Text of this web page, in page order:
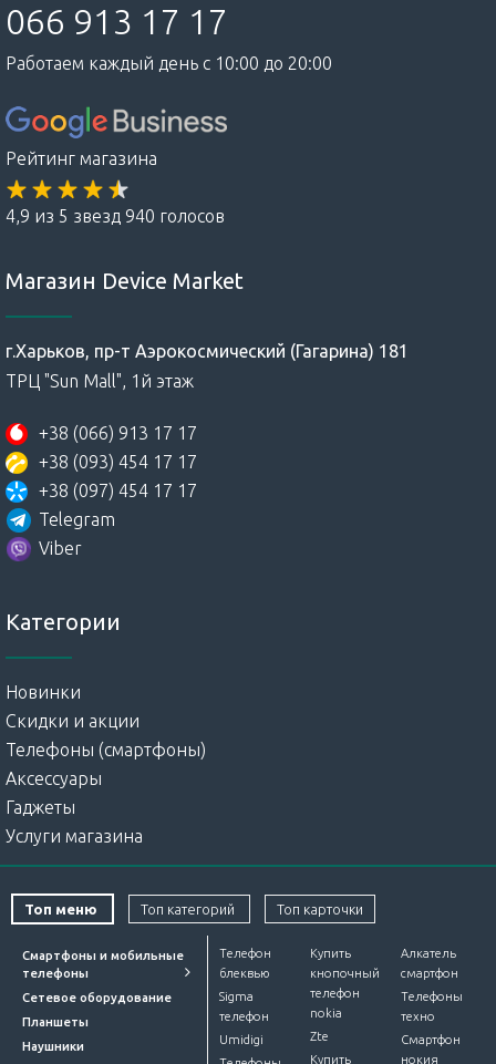
066 913 17 17
Работаем каждый день с 10:00 до 20:00
Рейтинг магазина
4,9 из 5 звезд 940 голосов
Магазин Device Market
г.Харьков, пр-т Аэрокосмический (Гагарина) 181
ТРЦ "Sun Mall", 1й этаж
+38 (066) 913 17 17
+38 (093) 454 17 17
+38 (097) 454 17 17
Telegram
Viber
Категории
Новинки
Скидки и акции
Телефоны (смартфоны)
Аксессуары
Гаджеты
Услуги магазина
Топ меню Топ категорий Топ карточки
Смартфоны и мобильные
телефоны
Сетевое оборудование
Планшеты
Наушники
Телефон
блеквью
Sigma
телефон
Umidigi
Купить
кнопочный
телефон
nokia
Zte
Купить
Алкатель
смартфон
Телефоны
техно
Смартфон
нокия